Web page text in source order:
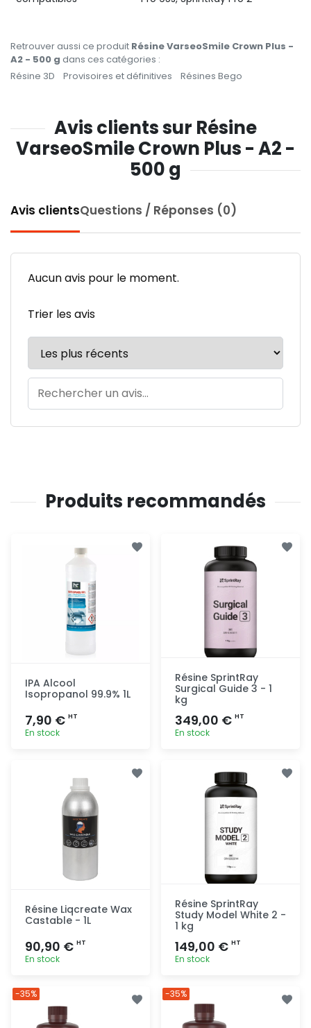
Retrouver aussi ce produit Résine VarseoSmile Crown Plus -
A2 - 500 g dans ces catégories :
Résine 3D
Provisoires et définitives Résines Bego
Avis clients sur Résine
VarseoSmile Crown Plus - A2 -
500 g
Avis clientsQuestions / Réponses (0)
Aucun avis pour le moment.
Trier les avis
Produits recommandés
IPA Alcool
Isopropanol 99.9% 1L
7,90 € HT
En stock
rapide
Résine SprintRay
Surgical Guide 3 - 1
kg
349,00 € HT
En stock
rapide
Résine Liqcreate Wax
Castable - 1L
90,90 € HT
En stock
Résine SprintRay
Study Model White 2 -
1 kg
149,00 € HT
En stock
-35% -35%